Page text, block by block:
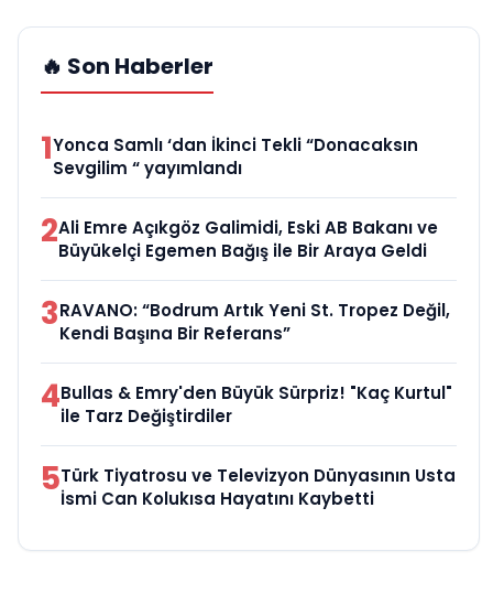
🔥 Son Haberler
1Yonca Samlı ‘dan İkinci Tekli “Donacaksın
Sevgilim “ yayımlandı
2Ali Emre Açıkgöz Galimidi, Eski AB Bakanı ve
Büyükelçi Egemen Bağış ile Bir Araya Geldi
3RAVANO: “Bodrum Artık Yeni St. Tropez Değil,
Kendi Başına Bir Referans”
4Bullas & Emry'den Büyük Sürpriz! "Kaç Kurtul"
ile Tarz Değiştirdiler
5Türk Tiyatrosu ve Televizyon Dünyasının Usta
İsmi Can Kolukısa Hayatını Kaybetti